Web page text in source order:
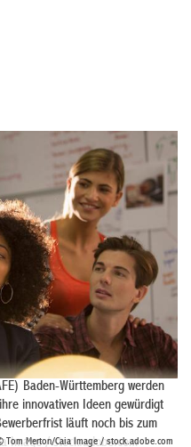
Tom Merton/Caia Image / stock.adobe.com
Baden-Württemberg werden
innovativen Ideen gewürdigt
läuft noch bis zum
Image / stock.adobe.com